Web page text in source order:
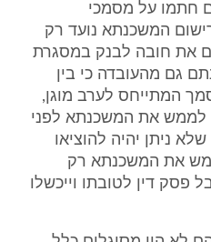
חתמו על מסמכי
המשכנתא נועד רק
את חובה לבנק במסגרת
גם מהעובדה כי בין
המתייחס לערב מוגן,
לממש את המשכנתא לפני
ניתן יהיה להוציאו
את המשכנתא רק
פסק דין לטובתו וייכשלו